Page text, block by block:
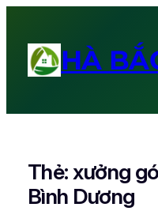
HÀ
Thẻ:xưởng
Bình Dương